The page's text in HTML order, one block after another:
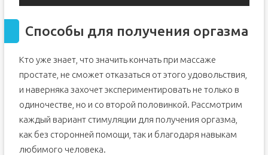
Способы для получения оргазма
Кто уже знает, что значить кончать при массаже
простате, не сможет отказаться от этого удовольствия,
и наверняка захочет экспериментировать не только в
одиночестве, но и со второй половинкой. Рассмотрим
каждый вариант стимуляции для получения оргазма,
как без сторонней помощи, так и благодаря навыкам
любимого человека.